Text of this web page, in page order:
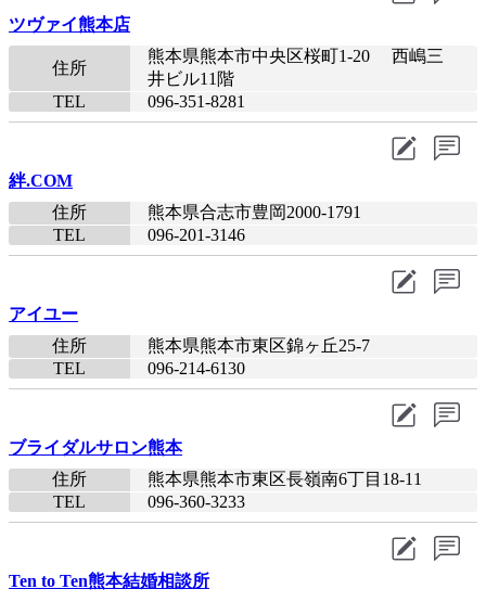
ツヴァイ熊本店
住所
熊本県熊本市中央区桜町1-20 西嶋三
井ビル11階
TEL
096-351-8281​
絆.COM
住所
熊本県合志市豊岡2000-1791
TEL
096-201-3146​
アイユー
住所
熊本県熊本市東区錦ヶ丘25-7
TEL
096-214-6130​
ブライダルサロン熊本
住所
熊本県熊本市東区長嶺南6丁目18-11
TEL
096-360-3233​
Ten to Ten熊本結婚相談所